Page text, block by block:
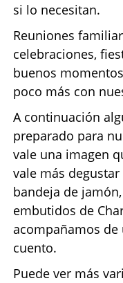
si lo necesitan.
Reuniones
celebraciones,
buenos
poco más con
A continuación
preparado para
vale una imagen
vale más
bandeja de
embutidos de
acompañamos
cuento.
Puede ver más